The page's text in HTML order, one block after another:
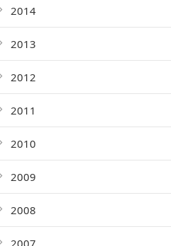
2014
2013
2012
2011
2010
2009
2008
2007